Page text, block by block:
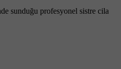
sunduğu profesyonel sistre cila